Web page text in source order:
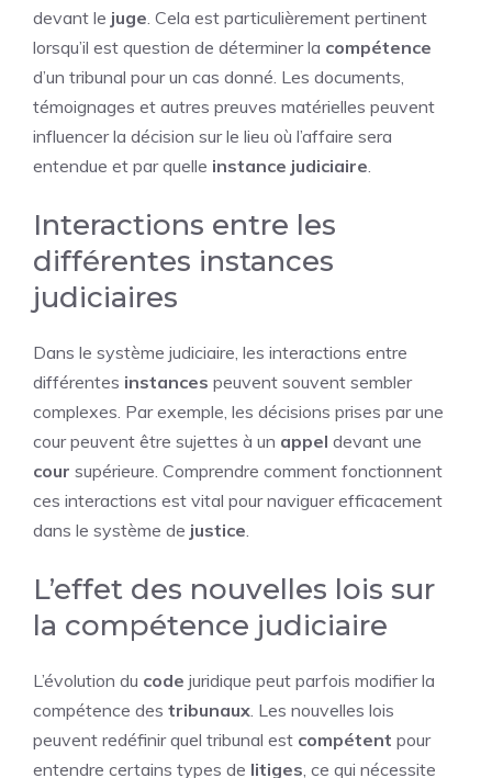
devant le juge . Cela est particulièrement pertinent
lorsqu’il est question de déterminer la compétence
d’un tribunal pour un cas donné. Les documents,
témoignages et autres preuves matérielles peuvent
influencer la décision sur le lieu où l’affaire sera
entendue et par quelle instance judiciaire
Interactions entre les
différentes instances
judiciaires
Dans le système judiciaire, les interactions entre
différentes instances peuvent souvent sembler
complexes. Par exemple, les décisions prises par une
cour peuvent être sujettes à un appel devant une
cour supérieure. Comprendre comment fonctionnent
ces interactions est vital pour naviguer efficacement
dans le système de justice
L’effet des nouvelles lois sur
la compétence judiciaire
L’évolution du code juridique peut parfois modifier la
compétence des tribunaux . Les nouvelles lois
peuvent redéfinir quel tribunal est compétent pour
entendre certains types de litiges , ce qui nécessite